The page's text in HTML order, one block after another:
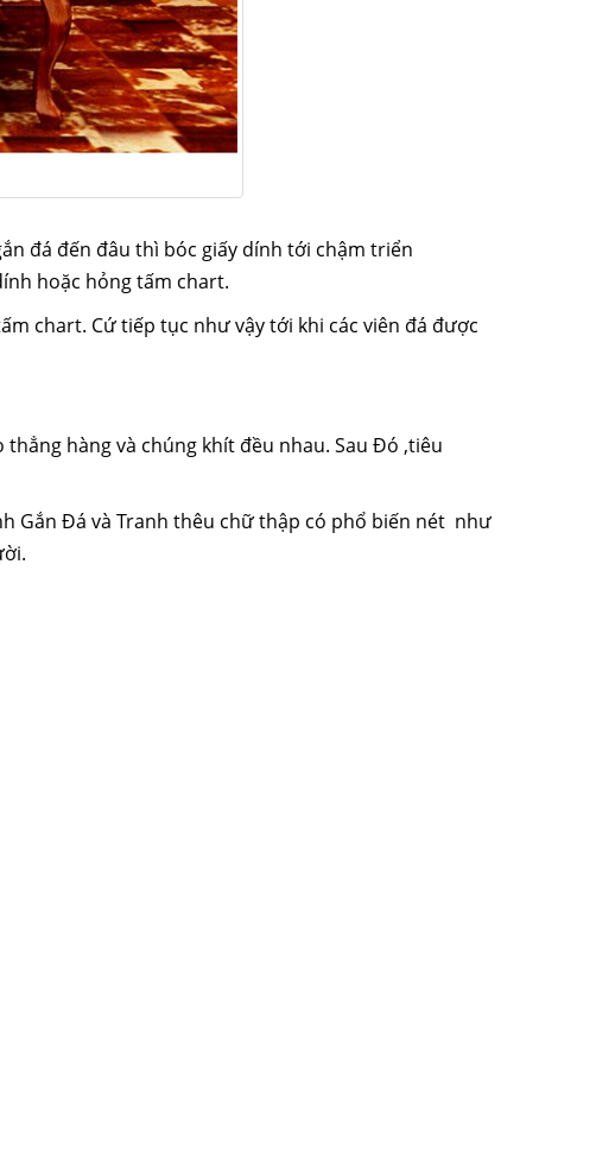
đá đến đâu thì bóc giấy dính tới chậm triển
hoặc hỏng tấm chart.
chart. Cứtiếp tục như vậytới khi các viên đá được
thẳng hàng và chúng khít đều nhau. Sau Đó ,tiêu
Gắn Đá và Tranh thêu chữ thập có phổ biến nét như